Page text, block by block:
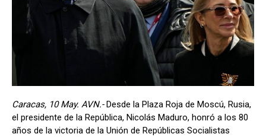
Caracas, 10 May. AVN.-Desde la Plaza Roja de Moscú, Rusia,
el presidente de la República, Nicolás Maduro, honró a los 80
años de la victoria de la Unión de Repúblicas Socialistas